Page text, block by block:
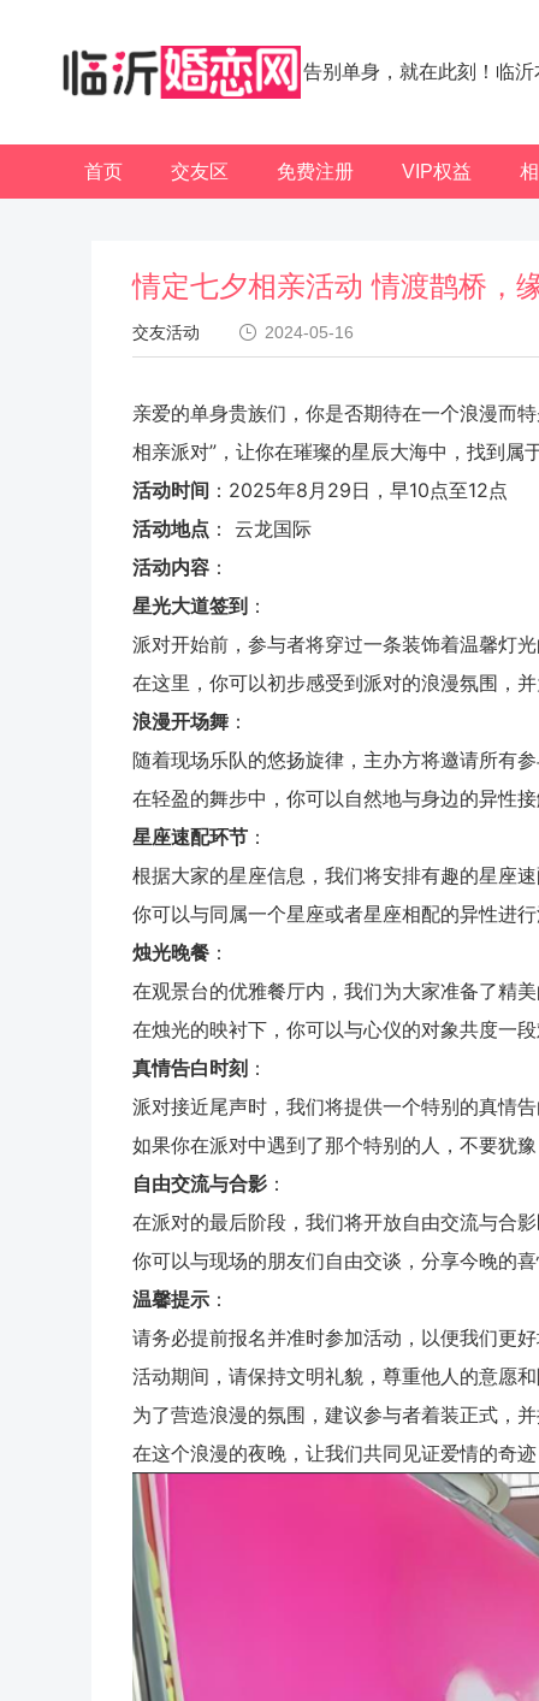
告别单身，就在此刻！临
首页 交友区 免费注册 VIP权益
情定七夕相亲活动 情渡鹊桥，
交友活动 2024-05-16
亲爱的单身贵族们，你是否期待在一个浪漫而
相亲派对”，让你在璀璨的星辰大海中，找到属
活动时间 ：2025年8月29日，早10点至12点
活动地点 ： 云龙国际
活动内容 ：
星光大道签到 ：
派对开始前，参与者将穿过一条装饰着温馨灯
在这里，你可以初步感受到派对的浪漫氛围，
浪漫开场舞 ：
随着现场乐队的悠扬旋律，主办方将邀请所有
在轻盈的舞步中，你可以自然地与身边的异性
星座速配环节 ：
根据大家的星座信息，我们将安排有趣的星座
你可以与同属一个星座或者星座相配的异性进
烛光晚餐 ：
在观景台的优雅餐厅内，我们为大家准备了精
在烛光的映衬下，你可以与心仪的对象共度一
真情告白时刻 ：
派对接近尾声时，我们将提供一个特别的真情
如果你在派对中遇到了那个特别的人，不要犹
自由交流与合影 ：
在派对的最后阶段，我们将开放自由交流与合
你可以与现场的朋友们自由交谈，分享今晚的
温馨提示 ：
请务必提前报名并准时参加活动，以便我们更
活动期间，请保持文明礼貌，尊重他人的意愿
为了营造浪漫的氛围，建议参与者着装正式，
在这个浪漫的夜晚，让我们共同见证爱情的奇